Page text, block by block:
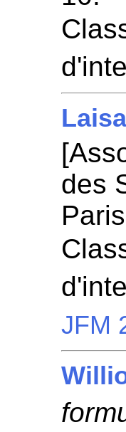
des
JFM